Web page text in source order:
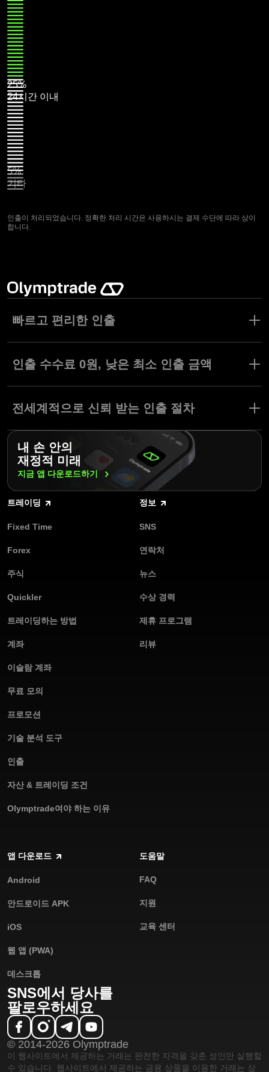
25%
24시간 이내
5%
기타
인출이 처리되었습니다. 정확한 처리 시간은 사용하시는 결제 수단에 따라 상이
합니다.
빠르고 편리한 인출
요청의 70% 이상이 1시간 이내에 처리되며, 나머지 요청도 대부분
도 24시간 이내에 완료되기 때문에 트레이더들은 빠른 인출 시간에
대한 신뢰를 가질 수 있습니다.
맞춘 유연한 인출 한도가 적용됩니다.
인출 수수료 0원, 낮은 최소 인출 금액
숨겨진 비용 없이 수익을 온전히 확보할 수 있습니다.
최소 인출 금액은 단 $10(또는 KRW 등 현지 통화 상당액)으로, 모
든 트레이더가 빠르고 합리적인 비용으로 자금을 이용할 수 있습니
전세계적으로 신뢰 받는 인출 절차
Olymptrade는 전세계 수백만 트레이더가 매일 안전하게 자금을 인
출하는 신뢰받는 글로벌 플랫폼입니다. 최대 인출 한도는 초보자와
전문 트레이더 모두에게 충분히 높게 설정되어 있습니다.
인출 시 문제가 발생하면, 24시간 연중무휴 다국어 지원팀이 친절하
게 도와드릴게요. Olymptrade는 안전한 현지 결제 시스템과 협력하
내 손 안의
재정적 미래
지금 앱 다운로드하기
트레이딩
Fixed Time
Forex
주식
Quickler
트레이딩하는 방법
계좌
이슬람 계좌
무료 모의
프로모션
기술 분석 도구
인출
자산 & 트레이딩 조건
Olymptrade여야 하는 이유
정보
SNS
연락처
뉴스
수상 경력
제휴 프로그램
리뷰
앱 다운로드
Android
안드로이드 APK
iOS
웹 앱 (PWA)
데스크톱
도움말
FAQ
지원
교육 센터
SNS에서 당사를
팔로우하세요
© 2014-2026 Olymptrade
이 웹사이트에서 제공하는 거래는 완전한 자격을 갖춘 성인만 실행할
수 있습니다. 웹사이트에서 제공하는 금융 상품을 이용한 거래는 상